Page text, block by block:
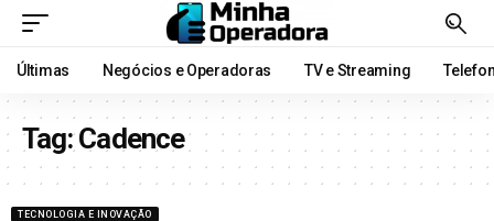
Últimas Negócios e Operadoras TV e Streaming
Tag:Cadence
TECNOLOGIA E INOVAÇÃO